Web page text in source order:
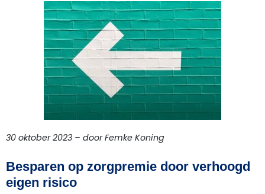
30 oktober 2023 – door Femke Koning
Besparen op zorgpremie door verhoogd
eigen risico